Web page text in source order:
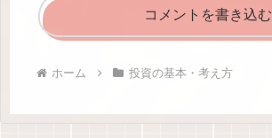
コメントを書き込む
ホーム 投資の基本・考え方